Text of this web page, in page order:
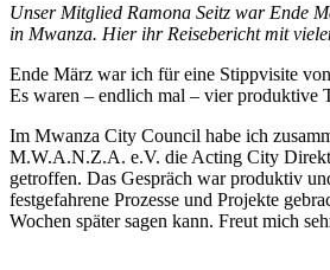
Unser Mitglied Ramona Seitz war Ende
in Mwanza. Hier ihr Reisebericht mit
Ende März war ich für eine Stippvisite
Es waren – endlich mal – vier produktive
Im Mwanza City Council habe ich
M.W.A.N.Z.A. e.V. die Acting City
getroffen. Das Gespräch war produktiv
festgefahrene Prozesse und Projekte
Wochen später sagen kann. Freut mich